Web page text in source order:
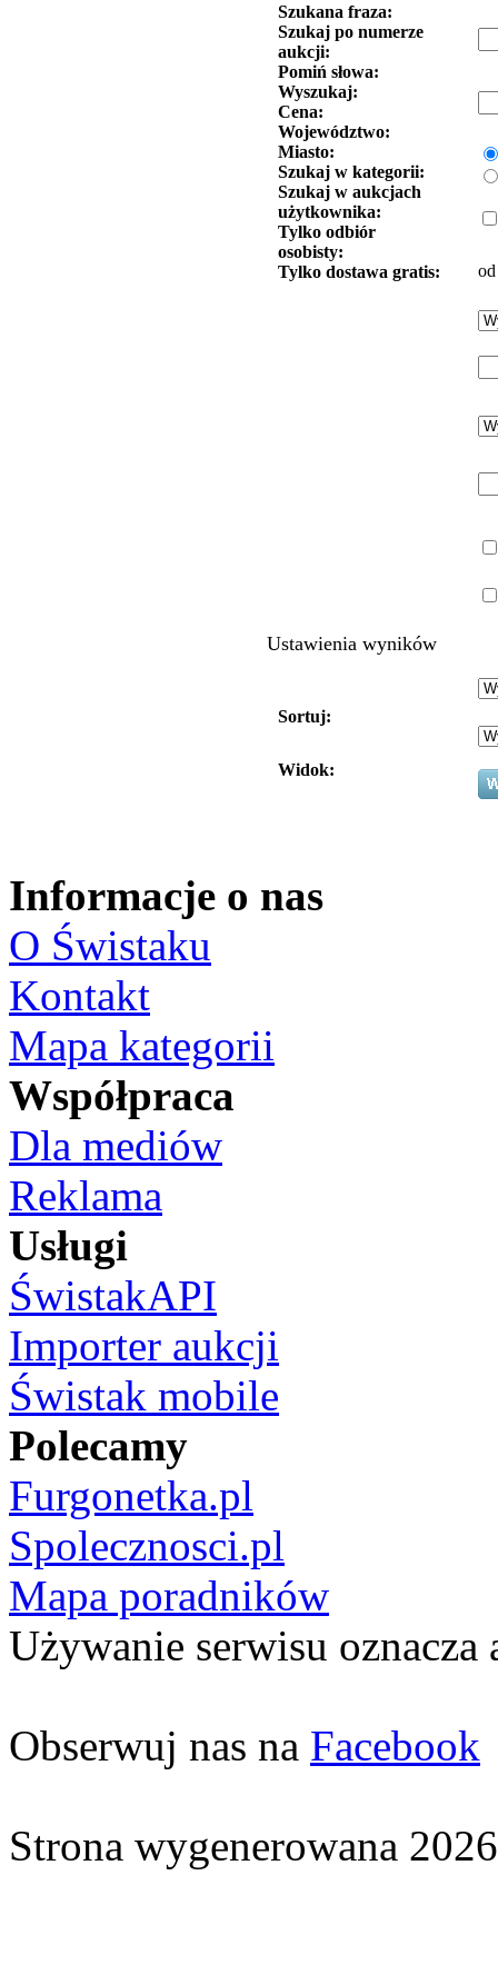
Szukana fraza:
Szukaj po numerze
aukcji:
Pomiń słowa:
Wyszukaj:
Cena:
Województwo:
Miasto:
Szukaj w kategorii:
Szukaj w aukcjach
użytkownika:
Tylko odbiór
osobisty:
Tylko dostawa gratis:
od
Ustawienia wyników
Sortuj:
Widok:
Informacje o nas
O Świstaku
Kontakt
Mapa kategorii
Współpraca
Dla mediów
Reklama
Usługi
ŚwistakAPI
Importer aukcji
Świstak mobile
Polecamy
Furgonetka.pl
Spolecznosci.pl
Mapa poradników
Używanie serwisu oznacza
Obserwuj nas na Facebook
Strona wygenerowana